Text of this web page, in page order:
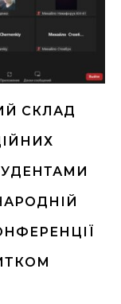
СКЛАД